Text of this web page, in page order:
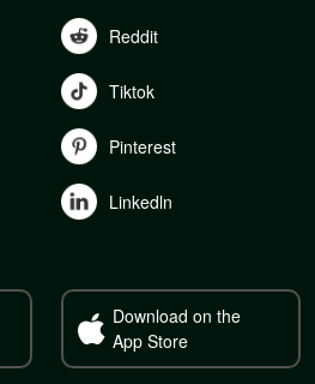
Reddit
Tiktok
Pinterest
Linkedln
Download on the
App Store